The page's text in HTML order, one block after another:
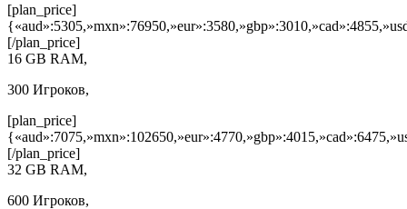
[plan_price]
[/plan_price]
16 GB RAM,
300 Игроков,
[plan_price]
[/plan_price]
32 GB RAM,
600 Игроков,